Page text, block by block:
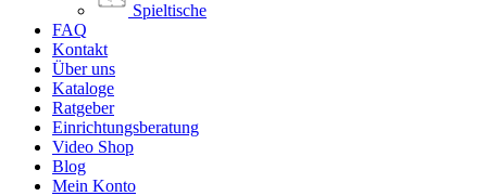
Spieltische
FAQ
Kontakt
Über uns
Kataloge
Ratgeber
Einrichtungsberatung
Video Shop
Blog
Mein Konto